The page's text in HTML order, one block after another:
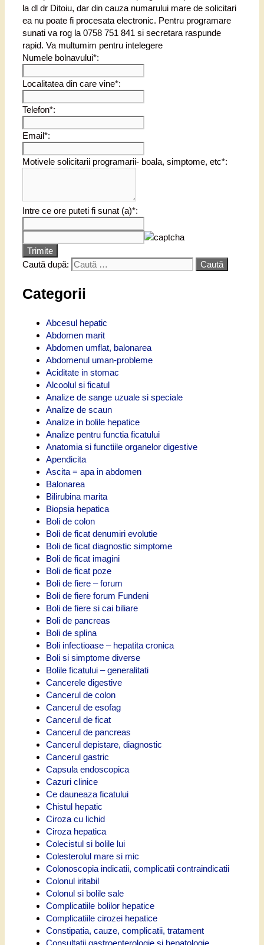
la dl dr Ditoiu, dar din cauza numarului mare de solicitari
ea nu poate fi procesata electronic. Pentru programare
sunati va rog la 0758 751 841 si secretara raspunde
rapid. Va multumim pentru intelegere
Numele bolnavului*:
Localitatea din care vine*:
Telefon*:
Email*:
Motivele solicitarii programarii- boala, simptome, etc*:
Intre ce ore puteti fi sunat (a)*:
Trimite
Caută după:
Categorii
Abcesul hepatic
Abdomen marit
Abdomen umflat, balonarea
Abdomenul uman-probleme
Aciditate in stomac
Alcoolul si ficatul
Analize de sange uzuale si speciale
Analize de scaun
Analize in bolile hepatice
Analize pentru functia ficatului
Anatomia si functiile organelor digestive
Apendicita
Ascita = apa in abdomen
Balonarea
Bilirubina marita
Biopsia hepatica
Boli de colon
Boli de ficat denumiri evolutie
Boli de ficat diagnostic simptome
Boli de ficat imagini
Boli de ficat poze
Boli de fiere – forum
Boli de fiere forum Fundeni
Boli de fiere si cai biliare
Boli de pancreas
Boli de splina
Boli infectioase – hepatita cronica
Boli si simptome diverse
Bolile ficatului – generalitati
Cancerele digestive
Cancerul de colon
Cancerul de esofag
Cancerul de ficat
Cancerul de pancreas
Cancerul depistare, diagnostic
Cancerul gastric
Capsula endoscopica
Cazuri clinice
Ce dauneaza ficatului
Chistul hepatic
Ciroza cu lichid
Ciroza hepatica
Colecistul si bolile lui
Colesterolul mare si mic
Colonoscopia indicatii, complicatii contraindicatii
Colonul iritabil
Colonul si bolile sale
Complicatiile bolilor hepatice
Complicatiile cirozei hepatice
Constipatia, cauze, complicatii, tratament
Consultatii gastroenterologie si hepatologie